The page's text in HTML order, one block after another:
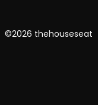
©2026 thehouseseat